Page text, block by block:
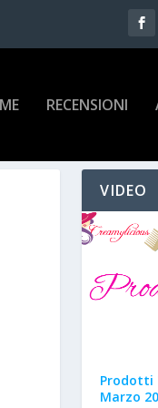
RECENSIONI
VIDEO
Prodotti
Marzo